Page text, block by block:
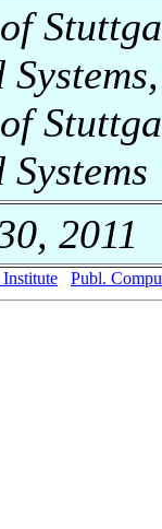
2011
Publ.